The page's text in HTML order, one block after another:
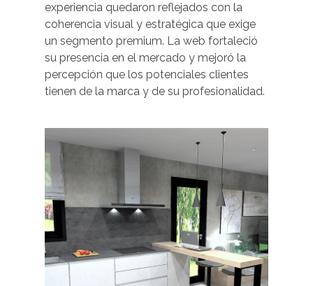
experiencia quedaron reflejados con la
coherencia visual y estratégica que exige
un segmento premium. La web fortaleció
su presencia en el mercado y mejoró la
percepción que los potenciales clientes
tienen de la marca y de su profesionalidad.